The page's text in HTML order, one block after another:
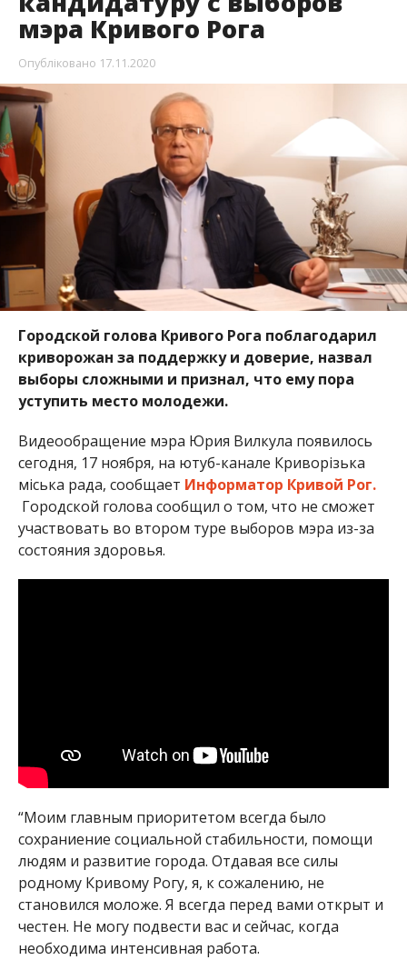
мэра Кривого Рога
Опубліковано 17.11.2020
Городской голова Кривого Рога поблагодарил
криворожан за поддержку и доверие, назвал
выборы сложными и признал, что ему пора
уступить место молодежи.
Видеообращение мэра Юрия Вилкула появилось
сегодня, 17 ноября, на ютуб-канале Криворізька
міська рада, сообщает Информатор Кривой Рог.
Городской голова сообщил о том, что не сможет
участвовать во втором туре выборов мэра из-за
состояния здоровья.
“Моим главным приоритетом всегда было
сохраниение социальной стабильности, помощи
людям и развитие города. Отдавая все силы
родному Кривому Рогу, я, к сожалению, не
становился моложе. Я всегда перед вами открыт и
честен. Не могу подвести вас и сейчас, когда
необходима интенсивная работа.